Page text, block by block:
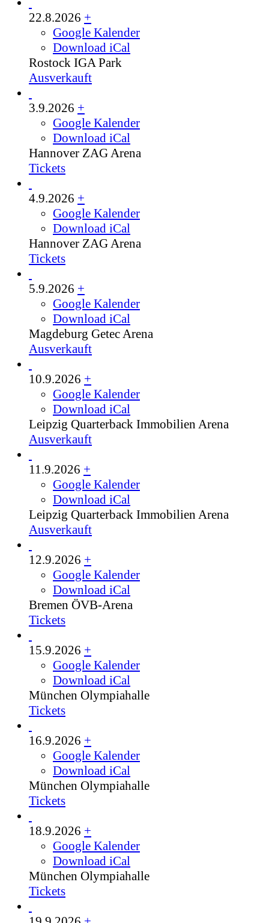
22.8.2026 +
Google Kalender
Download iCal
Rostock IGA Park
Ausverkauft
3.9.2026 +
Google Kalender
Download iCal
Hannover ZAG Arena
Tickets
4.9.2026 +
Google Kalender
Download iCal
Hannover ZAG Arena
Tickets
5.9.2026 +
Google Kalender
Download iCal
Magdeburg Getec Arena
Ausverkauft
10.9.2026 +
Google Kalender
Download iCal
Leipzig Quarterback Immobilien Arena
Ausverkauft
11.9.2026 +
Google Kalender
Download iCal
Leipzig Quarterback Immobilien Arena
Ausverkauft
12.9.2026 +
Google Kalender
Download iCal
Bremen ÖVB-Arena
Tickets
15.9.2026 +
Google Kalender
Download iCal
München Olympiahalle
Tickets
16.9.2026 +
Google Kalender
Download iCal
München Olympiahalle
Tickets
18.9.2026 +
Google Kalender
Download iCal
München Olympiahalle
Tickets